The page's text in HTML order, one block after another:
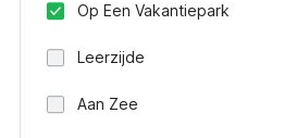
Op Een Vakantiepark
Leerzijde
Aan Zee